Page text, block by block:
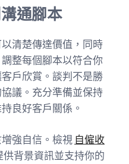
通腳本
清楚傳達價值，同時
整每個腳本以符合你
戶欣賞。談判不是勝
議。充分準備並保持
良好客戶關係。
強自信。檢視 自僱收
背景資訊並支持你的